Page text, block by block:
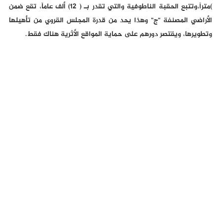
)متراً،وتتبع الحقبة الناطوفية والتي تقدر بـ ( 12) ألف عاماً، تقع ضمن
الأراضي المصنفة "ج" وهذا يحد من قدرة المجلس القروي من تأهيلها
وتطويرها، ويقتصر دورهم على حماية المواقع الأثرية هناك فقط.